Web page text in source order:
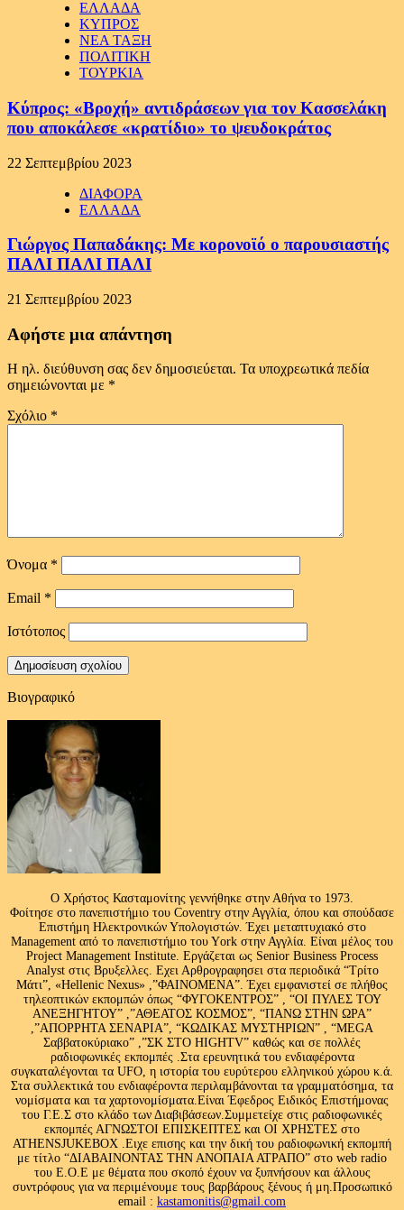
ΕΛΛΑΔΑ
ΚΥΠΡΟΣ
ΝΕΑ ΤΑΞΗ
ΠΟΛΙΤΙΚΗ
ΤΟΥΡΚΙΑ
Κύπρος: «Βροχή» αντιδράσεων για τον Κασσελάκη
που αποκάλεσε «κρατίδιο» το ψευδοκράτος
22 Σεπτεμβρίου 2023
ΔΙΑΦΟΡΑ
ΕΛΛΑΔΑ
Γιώργος Παπαδάκης: Με κορονοϊό ο παρουσιαστής
ΠΑΛΙ ΠΑΛΙ ΠΑΛΙ
21 Σεπτεμβρίου 2023
Αφήστε μια απάντηση
Η ηλ. διεύθυνση σας δεν δημοσιεύεται. Τα υποχρεωτικά πεδία
σημειώνονται με *
Σχόλιο *
Όνομα *
Email *
Ιστότοπος
Βιογραφικό
Ο Χρήστος Κασταμονίτης γεννήθηκε στην Αθήνα το 1973.
Φοίτησε στο πανεπιστήμιο του Coventry στην Αγγλία, όπου και σπούδασε
Επιστήμη Ηλεκτρονικών Υπολογιστών. Έχει μεταπτυχιακό στο
Management από το πανεπιστήμιο του Υork στην Αγγλία. Είναι μέλος του
Project Management Institute. Εργάζεται ως Senior Business Process
Analyst στις Βρυξελλες. Εχει Αρθρογραφησει στα περιοδικά “Τρίτο
Μάτι”, «Hellenic Nexus» ,”ΦΑΙΝΟΜΕΝΑ”. Έχει εμφανιστεί σε πλήθος
τηλεοπτικών εκπομπών όπως “ΦΥΓΟΚΕΝΤΡΟΣ” , “ΟΙ ΠΥΛΕΣ ΤΟΥ
ΑΝΕΞΗΓΗΤΟΥ” ,”ΑΘΕΑΤΟΣ ΚΟΣΜΟΣ”, “ΠΑΝΩ ΣΤΗΝ ΩΡΑ”
,”ΑΠΟΡΡΗΤΑ ΣΕΝΑΡΙΑ”, “ΚΩΔΙΚΑΣ ΜΥΣΤΗΡΙΩΝ” , “MEGA
Σαββατοκύριακο” ,”ΣΚ ΣΤΟ HIGHTV” καθώς και σε πολλές
ραδιοφωνικές εκπομπές .Στα ερευνητικά του ενδιαφέροντα
συγκαταλέγονται τα UFO, η ιστορία του ευρύτερου ελληνικού χώρου κ.ά.
Στα συλλεκτικά του ενδιαφέροντα περιλαμβάνονται τα γραμματόσημα, τα
νομίσματα και τα χαρτονομίσματα.Είναι Έφεδρος Ειδικός Επιστήμονας
του Γ.Ε.Σ στο κλάδο των Διαβιβάσεων.Συμμετείχε στις ραδιοφωνικές
εκπομπές ΑΓΝΩΣΤΟΙ ΕΠΙΣΚΕΠΤΕΣ και ΟΙ ΧΡΗΣΤΕΣ στο
ATHENSJUKEBOX .Ειχε επισης και την δική του ραδιοφωνική εκπομπή
με τίτλο “ΔΙΑΒΑΙΝΟΝΤΑΣ ΤΗΝ ΑΝΟΠΑΙΑ ΑΤΡΑΠΟ” στο web radio
του Ε.Ο.Ε με θέματα που σκοπό έχουν να ξυπνήσουν και άλλους
συντρόφους για να περιμένουμε τους βαρβάρους ξένους ή μη.Προσωπικό
email : kastamonitis@gmail.com